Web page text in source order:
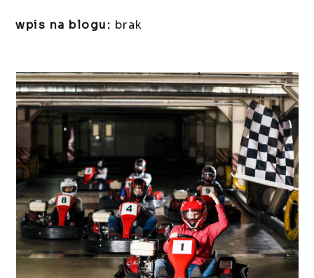
wpis na blogu: brak